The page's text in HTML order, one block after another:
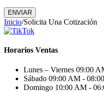
Inicio/Solicita Una Cotización
Horarios Ventas
Lunes – Viernes 09:00
Sábado 09:00 AM -
Domingo 10:00 AM -